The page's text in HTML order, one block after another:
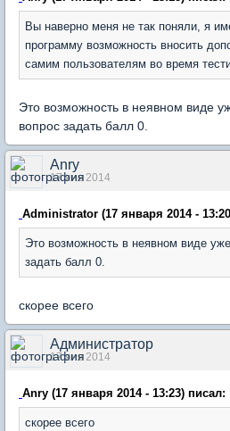
Вы наверно меня не так поняли, я
программу возможность вносить
самим пользователям во время
Это возможность в неявном виде
вопрос задать балл 0.
Anry
17 янв 2014
Administrator (17 января 2014 -
Это возможность в неявном виде
задать балл 0.
скорее всего
Администратор
17 янв 2014
Anry (17 января 2014 - 13:23) писал:
скорее всего